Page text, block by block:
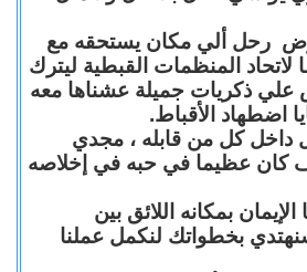
رحل ألي مكان يستحقه مع
المنظمات القبطية ليترك
علي ذكريات جميلة عشناها معه
اضطهاد الأقباط.
داخل كل من قابله ، مجدي
عظيما في حبه في إخلاصه
بمكانه اللائق بين
بخطواتك لنكمل عملنا